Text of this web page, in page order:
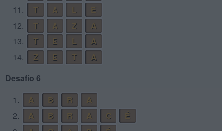
11.
T A L
E
12.
T A Z
A
13.
T E L
A
14.
Z E T
A
Desafío 6
1.
A B R
A
2.
A B R A C
É